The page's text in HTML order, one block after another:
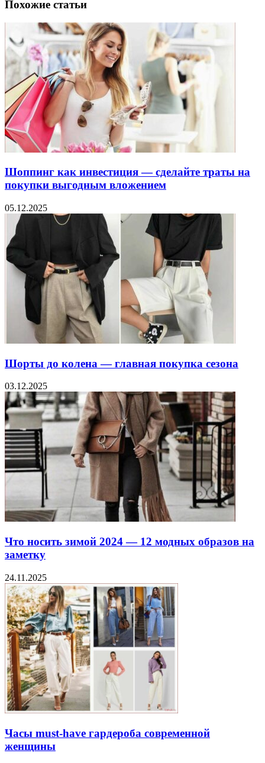
Похожие статьи
Шоппинг как инвестиция — сделайте траты на
покупки выгодным вложением
05.12.2025
Шорты до колена — главная покупка сезона
03.12.2025
Что носить зимой 2024 — 12 модных образов на
заметку
24.11.2025
Часы must-have гардероба современной
женщины